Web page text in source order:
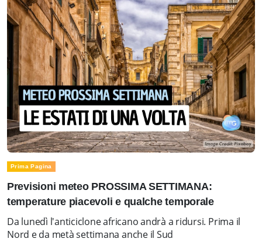
Prima Pagina
Previsioni meteo PROSSIMA SETTIMANA:
temperature piacevoli e qualche temporale
Da lunedì l'anticiclone africano andrà a ridursi. Prima il
Nord e da metà settimana anche il Sud